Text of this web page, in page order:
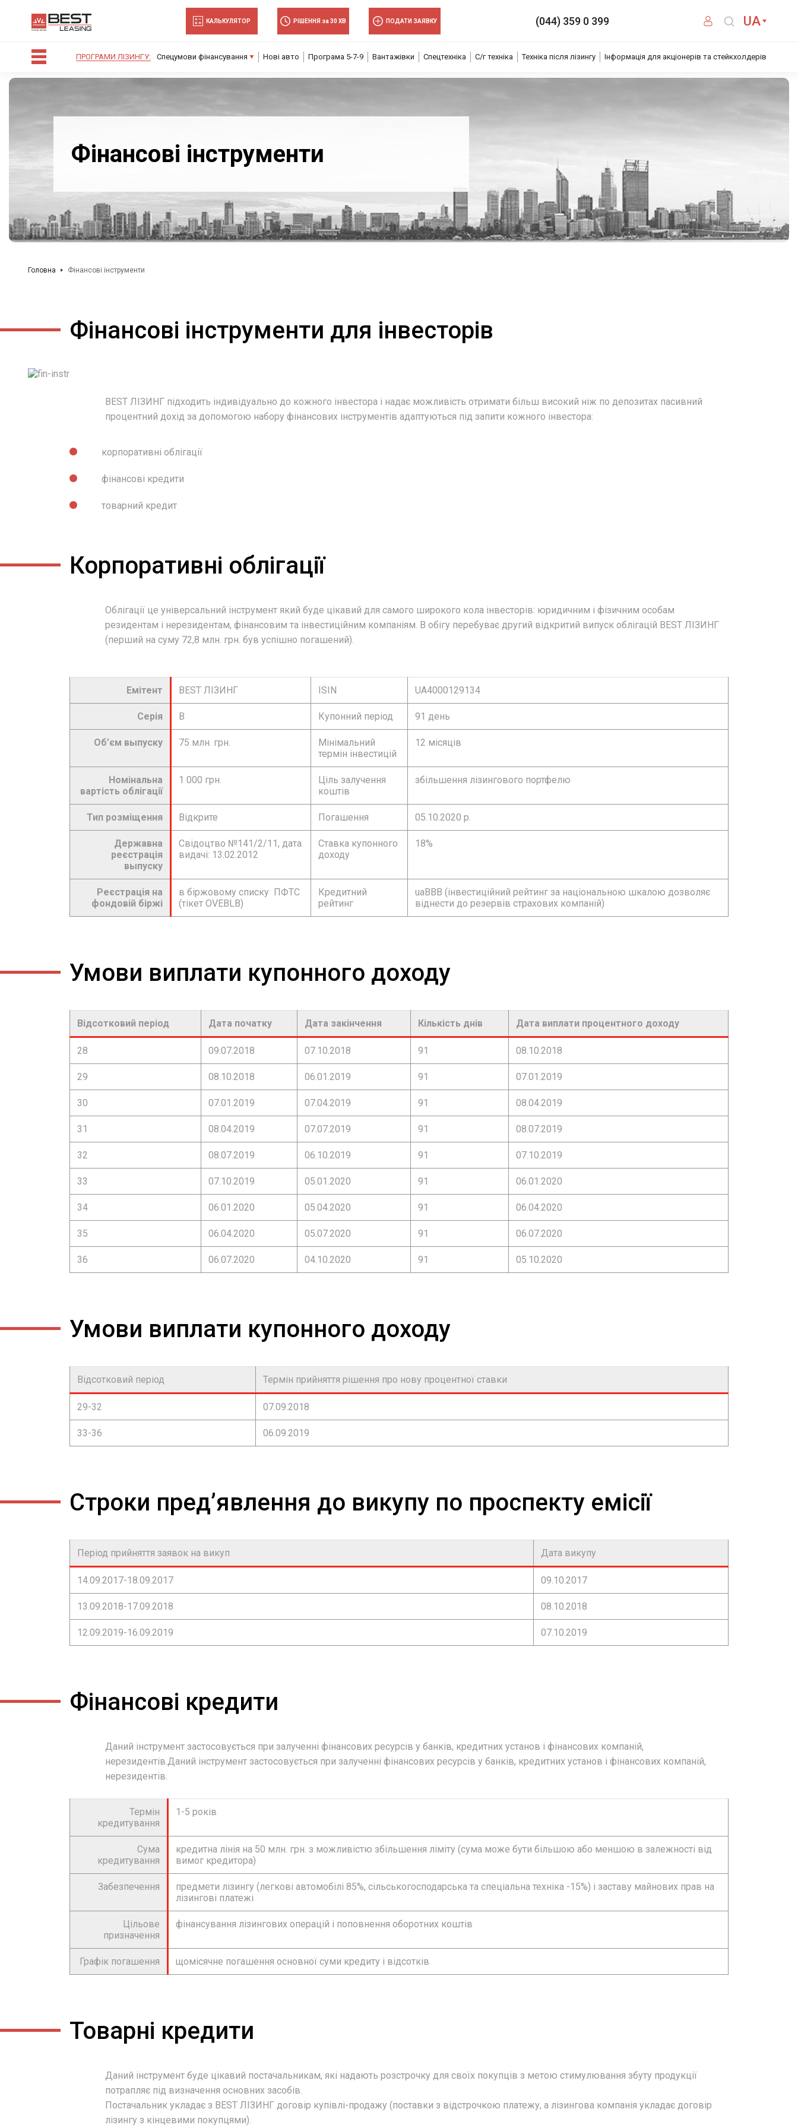
КАЛЬКУЛЯТОР РІШЕННЯ за 30 ХВ ПОДАТИ ЗАЯВКУ (044) 359 0 399 UA
ПРОГРАМИ ЛІЗИНГУ: Спецумови фінансування Нові авто Програма 5-7-9 Вантажівки Спецтехніка С/г техніка Техніка після лізингу Інформація для акціонерів та стейкхолдерів
Фінансові інструменти
Головна Фінансові інструменти
Фінансові інструменти для інвесторів
BEST ЛІЗИНГ підходить індивідуально до кожного інвестора і надає можливість отримати більш високий ніж по депозитах пасивний
процентний дохід за допомогою набору фінансових інструментів адаптуються під запити кожного інвестора:
корпоративні облігації
фінансові кредити
товарний кредит
Корпоративні облігації
Облігації це універсальний інструмент який буде цікавий для самого широкого кола інвесторів: юридичним і фізичним особам
резидентам і нерезидентам, фінансовим та інвестиційним компаніям. В обігу перебуває другий відкритий випуск облігацій BEST ЛІЗИНГ
(перший на суму 72,8 млн. грн. був успішно погашений).
Емітент BEST ЛІЗИНГ ISIN UA4000129134
Серія В Купонний період 91 день
Об’єм выпуску 75 млн. грн.
Мінімальний
термін інвестицій
12 місяців
Номінальна
вартість облігації
1 000 грн.
Ціль залучення
коштів
збільшення лізингового портфелю
Тип розміщення Відкрите Погашення 05.10.2020 р.
Державна
реєстрація
выпуску
Свідоцтво №141/2/11, дата
видачі: 13.02.2012
Ставка купонного
доходу
18%
Реєстрація на
фондовій біржі
в біржовому списку ПФТС
(тікет OVEBLB)
Кредитний
рейтинг
uaBBB (інвестиційний рейтинг за національною шкалою дозволяє
віднести до резервів страхових компаній)
Умови виплати купонного доходу
Відсотковий період Дата початку Дата закінчення Кількість днів Дата виплати процентного доходу
28 09.07.2018 07.10.2018 91 08.10.2018
29 08.10.2018 06.01.2019 91 07.01.2019
30 07.01.2019 07.04.2019 91 08.04.2019
31 08.04.2019 07.07.2019 91 08.07.2019
32 08.07.2019 06.10.2019 91 07.10.2019
33 07.10.2019 05.01.2020 91 06.01.2020
34 06.01.2020 05.04.2020 91 06.04.2020
35 06.04.2020 05.07.2020 91 06.07.2020
36 06.07.2020 04.10.2020 91 05.10.2020
Умови виплати купонного доходу
Відсотковий період Термін прийняття рішення про нову процентної ставки
29-32 07.09.2018
33-36 06.09.2019
Строки пред’явлення до викупу по проспекту емісії
Період прийняття заявок на викуп Дата викупу
14.09.2017-18.09.2017 09.10.2017
13.09.2018-17.09.2018 08.10.2018
12.09.2019-16.09.2019 07.10.2019
Фінансові кредити
Даний інструмент застосовується при залученні фінансових ресурсів у банків, кредитних установ і фінансових компаній,
нерезидентів.Даний інструмент застосовується при залученні фінансових ресурсів у банків, кредитних установ і фінансових компаній,
нерезидентів.
Термін
кредитування
1-5 років
Сума
кредитування
кредитна лінія на 50 млн. грн. з можливістю збільшення ліміту (сума може бути більшою або меншою в залежності від
вимог кредитора)
Забезпечення
предмети лізингу (легкові автомобілі 85%, сільськогосподарська та спеціальна техніка -15%) і заставу майнових прав на
лізингові платежі
Цільове
призначення
фінансування лізингових операцій і поповнення оборотних коштів
Графік погашення щомісячне погашення основної суми кредиту і відсотків
Товарні кредити
Даний інструмент буде цікавий постачальникам, які надають розстрочку для своїх покупців з метою стимулювання збуту продукції
потрапляє під визначення основних засобів.
Постачальник укладає з BEST ЛІЗИНГ договір купівлі-продажу (поставки з відстрочкою платежу, а лізингова компанія укладає договір
лізингу з кінцевими покупцями).